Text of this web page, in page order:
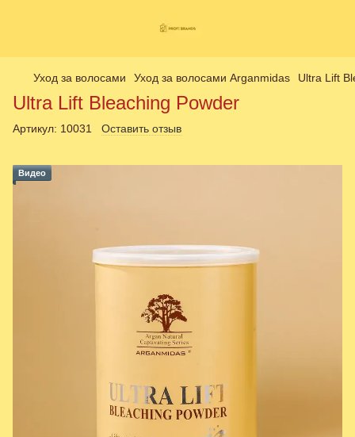
Уход за волосами Уход за волосами Arganmidas Ultra Lift
Ultra Lift Bleaching Powder
Артикул: 10031 Оставить отзыв
Видео